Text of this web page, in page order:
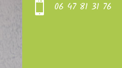
 06 47 81 31 76